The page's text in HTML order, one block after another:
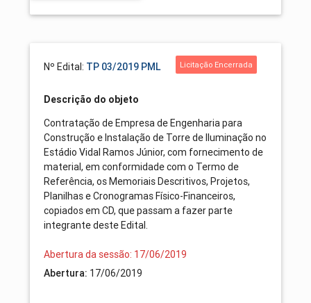
Nº Edital: TP 03/2019 PML Licitação Encerrada
Descrição do objeto
Contratação de Empresa de Engenharia para
Construção e Instalação de Torre de Iluminação no
Estádio Vidal Ramos Júnior, com fornecimento de
material, em conformidade com o Termo de
Referência, os Memoriais Descritivos, Projetos,
Planilhas e Cronogramas Físico-Financeiros,
copiados em CD, que passam a fazer parte
integrante deste Edital.
Abertura da sessão: 17/06/2019
Abertura: 17/06/2019